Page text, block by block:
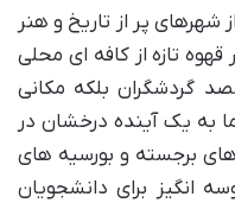
پر از تاریخ و هنر
تازه از کافه ای محلی
گردشگران بلکه مکانی
به یک آینده درخشان در
های برجسته و بورسیه های
انگیز برای دانشجویان